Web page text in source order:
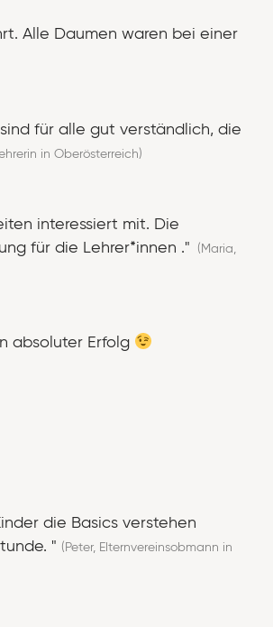
Alle Daumen waren bei einer
für alle gut verständlich, die
in Oberösterreich)
interessiert mit. Die
für die Lehrer*innen ." (Maria,
absoluter Erfolg
die Basics verstehen
" (Peter, Elternvereinsobmann in